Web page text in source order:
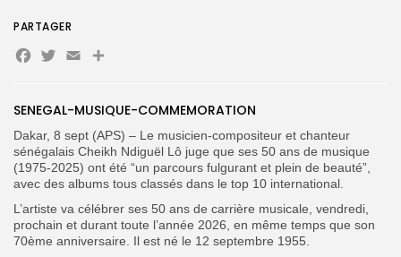
Search
for:
Search
Button
FR
SENEGAL-MUSIQUE-COMMEMORATION
Dakar, 8 sept (APS) – Le musicien-compositeur et chanteur
sénégalais Cheikh Ndiguël Lô juge que ses 50 ans de musique
(1975-2025) ont été “un parcours fulgurant et plein de beauté”,
avec des albums tous classés dans le top 10 international.
L’artiste va célébrer ses 50 ans de carrière musicale, vendredi,
prochain et durant toute l’année 2026, en même temps que son
70ème anniversaire. Il est né le 12 septembre 1955.
PARTAGER
Facebook
Twitter
Email